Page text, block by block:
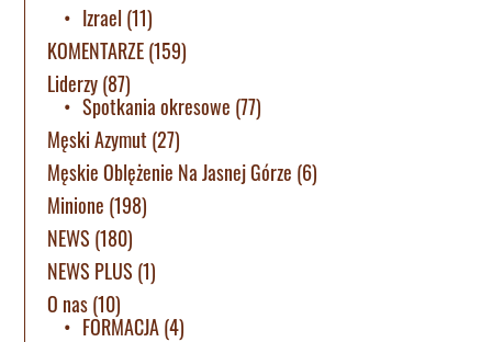
Izrael (11)
KOMENTARZE(159)
Liderzy(87)
Spotkania okresowe (77)
Męski Azymut (27)
Męskie Oblężenie Na Jasnej Górze (6)
Minione (198)
NEWS (180)
NEWS PLUS (1)
O nas(10)
FORMACJA(4)